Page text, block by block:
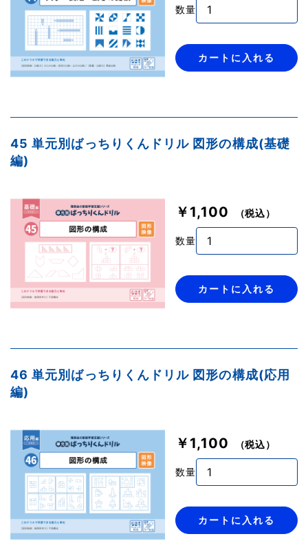
数量
カートに入れる
45 単元別ばっちりくんドリル 図形の構成(基礎
編)
￥1,100 （税込）
数量
カートに入れる
46 単元別ばっちりくんドリル 図形の構成(応用
編)
￥1,100 （税込）
数量
カートに入れる